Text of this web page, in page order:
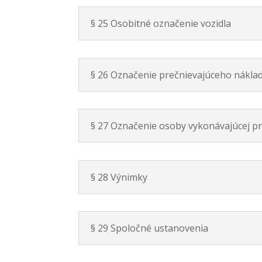
§ 25 Osobitné označenie vozidla
§ 26 Označenie prečnievajúceho
§ 27 Označenie osoby vykonávajúcej
§ 28 Výnimky
§ 29 Spoločné ustanovenia